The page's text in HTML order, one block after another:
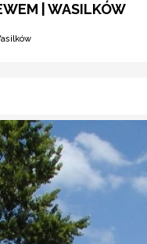
| WASILKÓW